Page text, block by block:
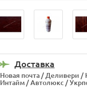
Доставка
Новая почта / Деливери /
Интайм / Автолюкс /